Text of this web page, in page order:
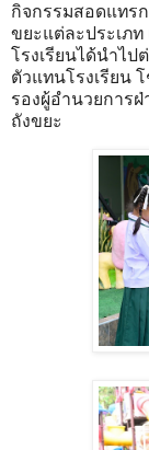
กิจกรรมสอดแทร
ขยะแต่ละประเภท
โรงเรียนได้นำไ
ตัวแทนโรงเรียน
รองผู้อำนวยการ
ถังขยะ